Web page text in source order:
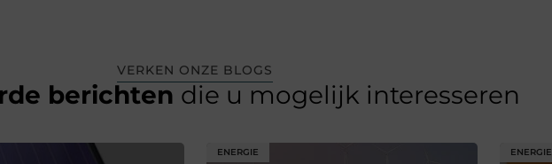
VERKEN ONZE BLOGS
berichten die u mogelijk interesseren
ENERGIE ENERGIE